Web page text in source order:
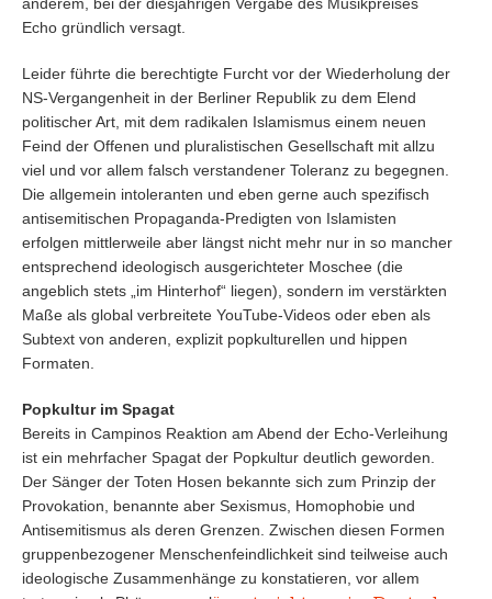
Echo gründlich versagt.
Leider führte die berechtigte Furcht vor der Wiederholung der
NS-Vergangenheit in der Berliner Republik zu dem Elend
politischer Art, mit dem radikalen Islamismus einem neuen
Feind der Offenen und pluralistischen Gesellschaft mit allzu
viel und vor allem falsch verstandener Toleranz zu begegnen.
Die allgemein intoleranten und eben gerne auch spezifisch
antisemitischen Propaganda-Predigten von Islamisten
erfolgen mittlerweile aber längst nicht mehr nur in so mancher
entsprechend ideologisch ausgerichteter Moschee (die
angeblich stets „im Hinterhof“ liegen), sondern im verstärkten
Maße als global verbreitete YouTube-Videos oder eben als
Subtext von anderen, explizit popkulturellen und hippen
Formaten.
Popkultur im Spagat
Bereits in Campinos Reaktion am Abend der Echo-Verleihung
ist ein mehrfacher Spagat der Popkultur deutlich geworden.
Der Sänger der Toten Hosen bekannte sich zum Prinzip der
Provokation, benannte aber Sexismus, Homophobie und
Antisemitismus als deren Grenzen. Zwischen diesen Formen
gruppenbezogener Menschenfeindlichkeit sind teilweise auch
ideologische Zusammenhänge zu konstatieren, vor allem